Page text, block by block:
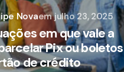
em que vale a
Pix ou boletos
de crédito
Novaem julho 23, 2025